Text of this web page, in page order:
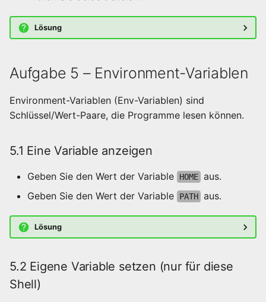
Lösung
Aufgabe 5 – Environment-Variablen
Environment-Variablen (Env-Variablen) sind
Schlüssel/Wert-Paare, die Programme lesen können.
5.1 Eine Variable anzeigen
Geben Sie den Wert der Variable HOME aus.
Geben Sie den Wert der Variable
PATH aus.
Lösung
5.2 Eigene Variable setzen (nur für diese
Shell)